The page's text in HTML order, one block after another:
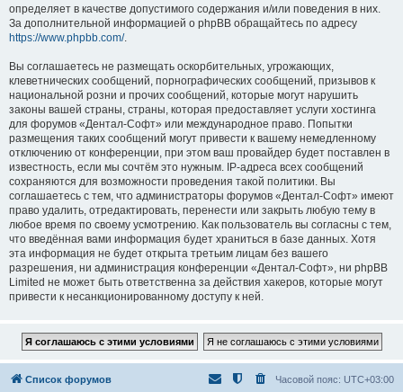
определяет в качестве допустимого содержания и/или поведения в них.
За дополнительной информацией о phpBB обращайтесь по адресу
https://www.phpbb.com/.
Вы соглашаетесь не размещать оскорбительных, угрожающих,
клеветнических сообщений, порнографических сообщений, призывов к
национальной розни и прочих сообщений, которые могут нарушить
законы вашей страны, страны, которая предоставляет услуги хостинга
для форумов «Дентал-Софт» или международное право. Попытки
размещения таких сообщений могут привести к вашему немедленному
отключению от конференции, при этом ваш провайдер будет поставлен в
известность, если мы сочтём это нужным. IP-адреса всех сообщений
сохраняются для возможности проведения такой политики. Вы
соглашаетесь с тем, что администраторы форумов «Дентал-Софт» имеют
право удалить, отредактировать, перенести или закрыть любую тему в
любое время по своему усмотрению. Как пользователь вы согласны с тем,
что введённая вами информация будет храниться в базе данных. Хотя
эта информация не будет открыта третьим лицам без вашего
разрешения, ни администрация конференции «Дентал-Софт», ни phpBB
Limited не может быть ответственна за действия хакеров, которые могут
привести к несанкционированному доступу к ней.
Список форумов Часовой пояс: UTC+03:00